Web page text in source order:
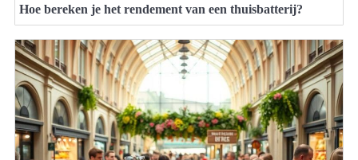
Hoe bereken je het rendement van een thuisbatterij?